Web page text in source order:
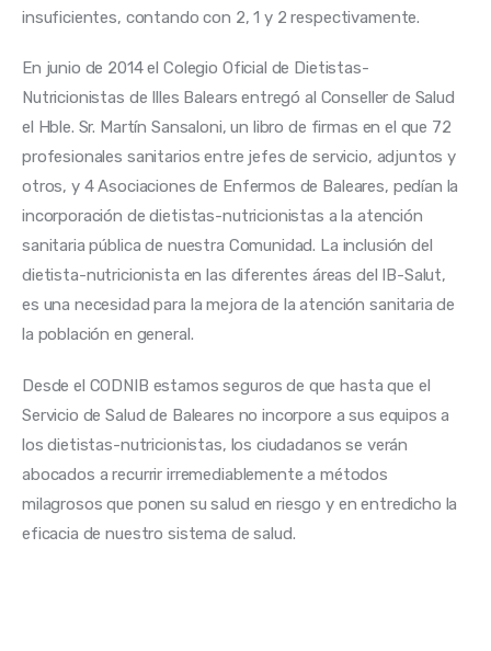
insuficientes, contando con 2, 1 y 2 respectivamente.
En junio de 2014 el Colegio Oficial de Dietistas-
Nutricionistas de Illes Balears entregó al Conseller de Salud
el Hble. Sr. Martín Sansaloni, un libro de firmas en el que 72
profesionales sanitarios entre jefes de servicio, adjuntos y
otros, y 4 Asociaciones de Enfermos de Baleares, pedían la
incorporación de dietistas-nutricionistas a la atención
sanitaria pública de nuestra Comunidad. La inclusión del
dietista-nutricionista en las diferentes áreas del IB-Salut,
es una necesidad para la mejora de la atención sanitaria de
la población en general.
Desde el CODNIB estamos seguros de que hasta que el
Servicio de Salud de Baleares no incorpore a sus equipos a
los dietistas-nutricionistas, los ciudadanos se verán
abocados a recurrir irremediablemente a métodos
milagrosos que ponen su salud en riesgo y en entredicho la
eficacia de nuestro sistema de salud.